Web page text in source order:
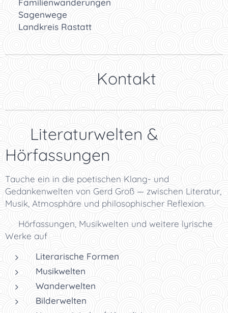
Familienwanderungen
Sagenwege
Landkreis Rastatt
👉 Kontakt
✨ Literaturwelten &
Hörfassungen
Tauche ein in die poetischen Klang- und
Gedankenwelten von Gerd Groß — zwischen Literatur,
Musik, Atmosphäre und philosophischer Reflexion.
👉 Hörfassungen, Musikwelten und weitere lyrische
Werke auf
Literarische Formen
Musikwelten
Wanderwelten
Bilderwelten